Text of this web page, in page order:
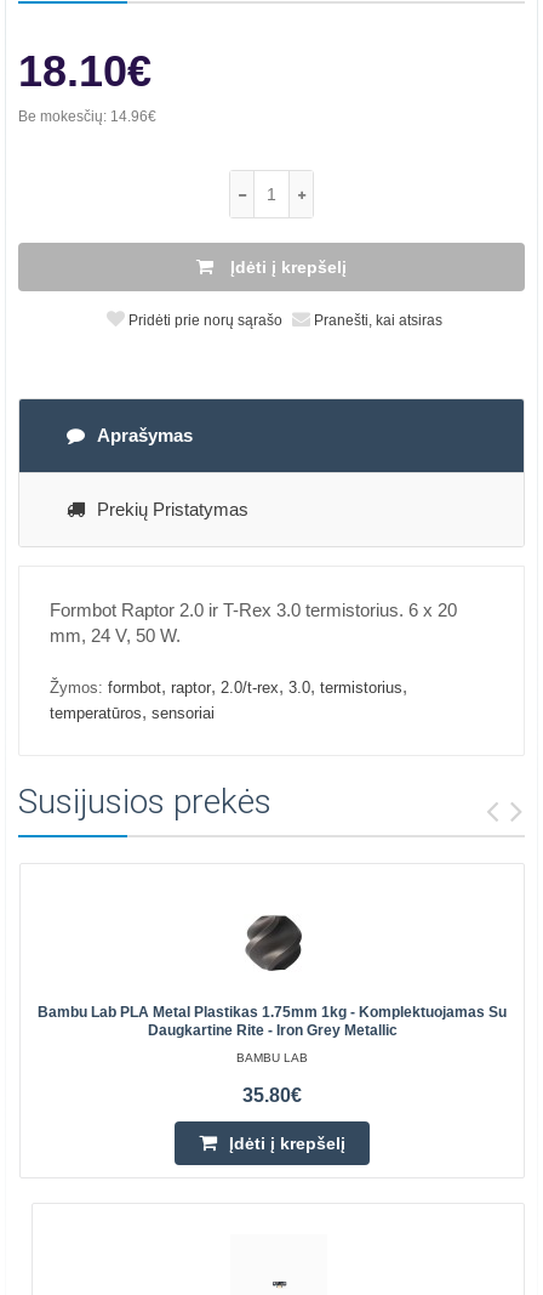
18.10€
Be mokesčių: 14.96€
Įdėti į krepšelį
Pridėti prie norų sąrašo Pranešti, kai atsiras
Aprašymas
Prekių Pristatymas
Formbot Raptor 2.0 ir T-Rex 3.0 termistorius. 6 x 20
mm, 24 V, 50 W.
Žymos: formbot, raptor, 2.0/t-rex, 3.0, termistorius,
temperatūros, sensoriai
Susijusios prekės
Bambu Lab PLA Metal Plastikas 1.75mm 1kg - Komplektuojamas Su
Daugkartine Rite - Iron Grey Metallic
BAMBU LAB
35.80€
Įdėti į krepšelį